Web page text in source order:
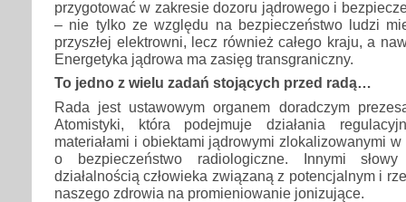
przygotować w zakresie dozoru jądrowego i
– nie tylko ze względu na bezpieczeństwo ludzi
przyszłej elektrowni, lecz również całego kraju, a
Energetyka jądrowa ma zasięg transgraniczny.
To jedno z wielu zadań stojących przed radą…
Rada jest ustawowym organem doradczym
Atomistyki, która podejmuje działania
materiałami i obiektami jądrowymi zlokalizowanymi
o bezpieczeństwo radiologiczne. Innymi
działalnością człowieka związaną z potencjalnym i
naszego zdrowia na promieniowanie jonizujące.